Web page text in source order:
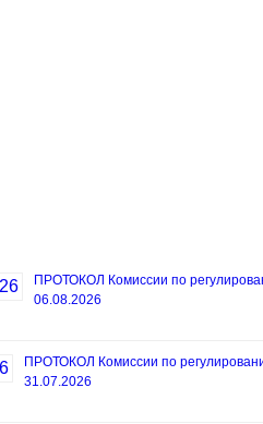
ПРОТОКОЛ Комиссии по
06.08.2026
ПРОТОКОЛ Комиссии по
31.07.2026